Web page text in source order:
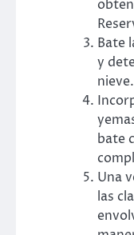
Bate
y
nieve.
bate
Una
las